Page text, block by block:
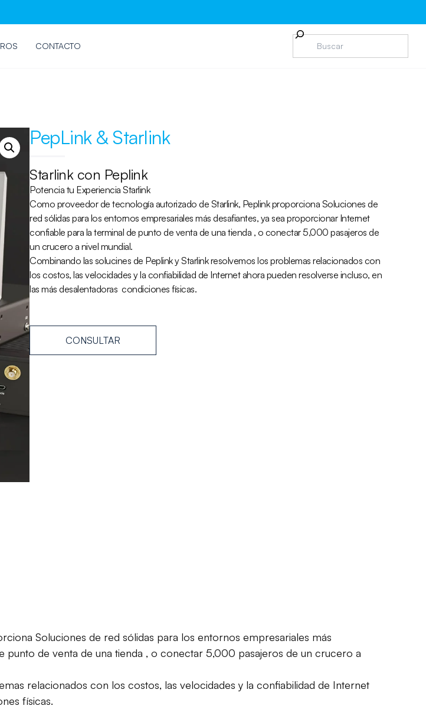
CONTACTO
PepLink & Starlink
Starlink con Peplink
Potencia tu Experiencia Starlink
Como proveedor de tecnología autorizado de Starlink, Peplink proporciona Soluciones de
red sólidas para los entornos empresariales más desafiantes, ya sea proporcionar Internet
confiable para la terminal de punto de venta de una tienda , o conectar 5,000 pasajeros de
un crucero a nivel mundial.
Combinando las solucines de Peplink y Starlink resolvemos los problemas relacionados con
los costos, las velocidades y la confiabilidad de Internet ahora pueden resolverse incluso, en
las más desalentadoras condiciones físicas.
CONSULTAR
Soluciones de red sólidas para los entornos empresariales más
de venta de una tienda , o conectar 5,000 pasajeros de un crucero a
relacionados con los costos, las velocidades y la confiabilidad de Internet
físicas.